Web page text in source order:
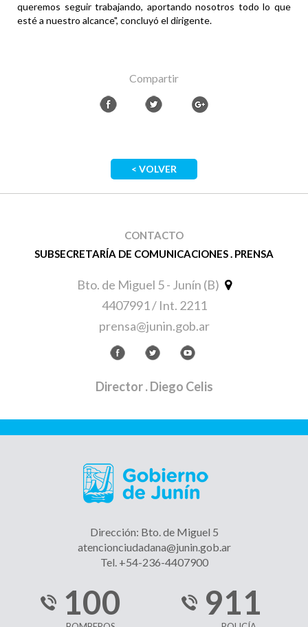
queremos seguir trabajando, aportando nosotros todo lo que
esté a nuestro alcance", concluyó el dirigente.
Compartir
< VOLVER
CONTACTO
SUBSECRETARÍA DE COMUNICACIONES . PRENSA
Bto. de Miguel 5 - Junín (B)
4407991 / Int. 2211
prensa@junin.gob.ar
Director. Diego Celis
Dirección: Bto. de Miguel 5
atencionciudadana@junin.gob.ar
Tel. +54-236-4407900
100 911